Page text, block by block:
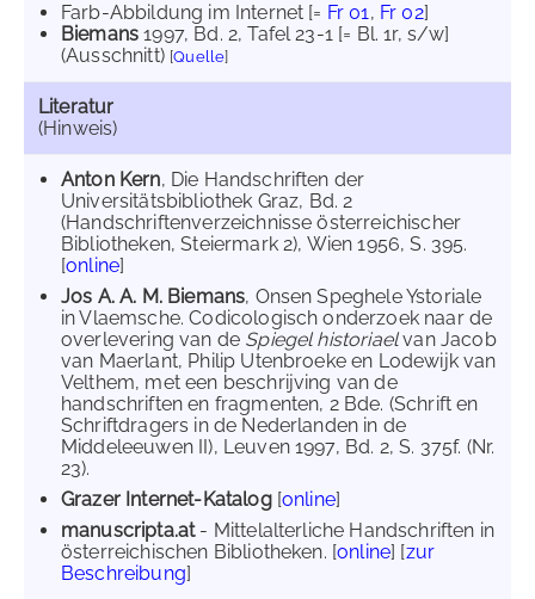
Farb-Abbildung im Internet [= Fr 01, Fr 02]
Biemans 1997, Bd. 2, Tafel 23-1 [= Bl. 1r, s/w]
(Ausschnitt) [Quelle]
Literatur
(Hinweis)
Anton Kern, Die Handschriften der
Universitätsbibliothek Graz, Bd. 2
(Handschriftenverzeichnisse österreichischer
Bibliotheken, Steiermark 2), Wien 1956, S. 395.
[online]
Jos A. A. M. Biemans, Onsen Speghele Ystoriale
in Vlaemsche. Codicologisch onderzoek naar de
overlevering van de Spiegel historiaelvan Jacob
van Maerlant, Philip Utenbroeke en Lodewijk van
Velthem, met een beschrijving van de
handschriften en fragmenten, 2 Bde. (Schrift en
Schriftdragers in de Nederlanden in de
Middeleeuwen II), Leuven 1997, Bd. 2, S. 375f. (Nr.
23).
Grazer Internet-Katalog[online]
manuscripta.at- Mittelalterliche Handschriften in
österreichischen Bibliotheken. [online] [zur
Beschreibung]